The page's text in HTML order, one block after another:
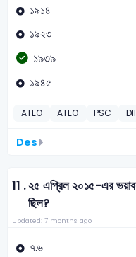
১৯১৪
১৯২৩
১৯৩৯
১৯৪৫
ATEO ATEO PSC
Des
11 .২৫ এপ্রিল ২০১৫-এর
ছিল?
Updated: 7 months ago
৭.৬